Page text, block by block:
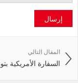
إرسال
المقال التالي
السفارة الأمريكية